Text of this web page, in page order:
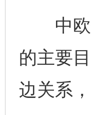
中欧
的主要
边关系